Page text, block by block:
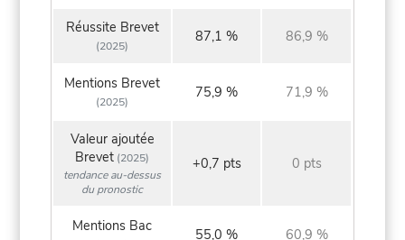
Réussite Brevet
(2025)
87,1 % 86,9 %
Mentions Brevet
(2025)
75,9 % 71,9 %
Valeur ajoutée
Brevet (2025)
tendance au-dessus
du pronostic
+0,7 pts 0 pts
Mentions Bac 55,0 % 60,9 %